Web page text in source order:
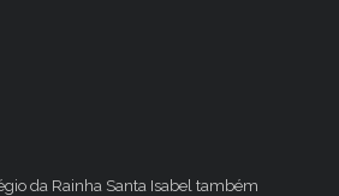
da Rainha Santa Isabel também